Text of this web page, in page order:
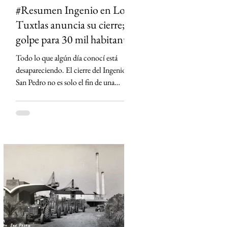
#Resumen Ingenio en Los
Tuxtlas anuncia su cierre;
golpe para 30 mil habitantes
Todo lo que algún día conocí está
desapareciendo. El cierre del Ingenio
San Pedro no es solo el fin de una
la caña y que hoy enfrenta la
Tuxtlas, la memoria, el verde que aún
habita los recuerdos y el papel que los
ingenios han tenido en la construcción
de México.
https://www.sinmas.org/post/ingenio-
san-pedro-tuxtlas Sheinbaum no asistirá
a toma de protesta de D